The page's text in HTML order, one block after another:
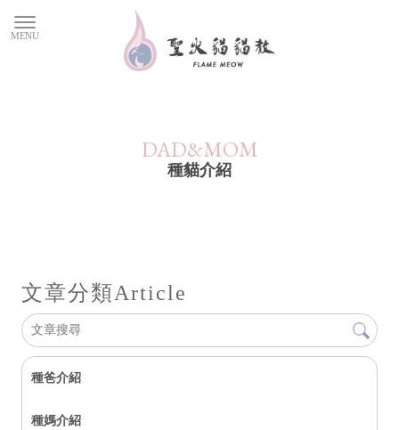
種貓介紹
文章分類Article
種爸介紹
種媽介紹